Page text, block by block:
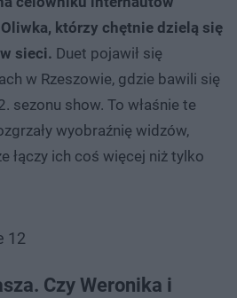
którzy chętnie dzielą się
sieci. Duet pojawił się
w Rzeszowie, gdzie bawili się
sezonu show. To właśnie te
wyobraźnię widzów,
łączy ich coś więcej niż tylko
12
Czy Weronika i